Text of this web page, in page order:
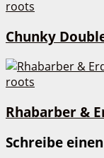
Chunky
Rhabarber &
Schreibe